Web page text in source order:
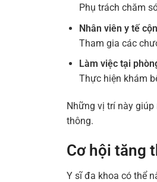
Phụ trách chăm
Nhân viên y tế
Tham gia các
Làm việc tại
Thực hiện khám
Những vị trí này
thông.
Cơ hội tăng
Y sĩ đa khoa có thể